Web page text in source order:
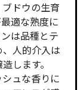
ドウの生育
適な熟度に
は品種とテ
人的介入は
します。
ュな香りに